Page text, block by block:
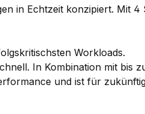
in Echtzeit konzipiert. Mit
Workloads.
In Kombination mit bis
und ist für